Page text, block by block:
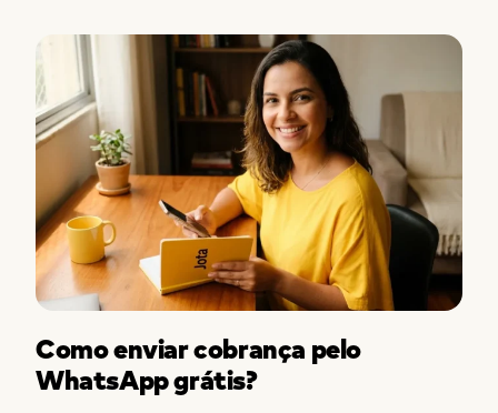
Como enviar cobrança pelo
WhatsApp grátis?